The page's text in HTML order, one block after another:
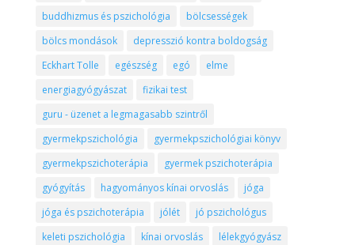
buddhizmus és pszichológia
bölcsességek
bölcs mondások
depresszió kontra boldogság
Eckhart Tolle
egészség egó
elme
energiagyógyászat
fizikai test
guru - üzenet a legmagasabb szintről
gyermekpszichológia
gyermekpszichológiai könyv
gyermekpszichoterápia
gyermek pszichoterápia
gyógyítás
hagyományos kínai orvoslás
jóga
jóga és pszichoterápia
jólét
jó pszichológus
keleti pszichológia
kínai orvoslás
lélekgyógyász